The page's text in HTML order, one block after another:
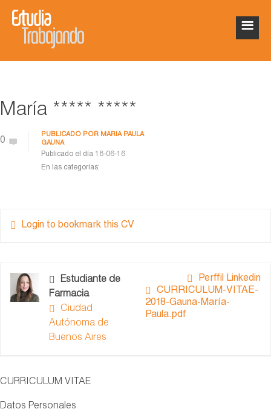
María ***** *****
0
PUBLICADO POR MARÍA PAULA
GAUNA
Publicado el día 18-06-16
En las categorías:
Login to bookmark this CV
Perffil Linkedin
CURRICULUM-VITAE-
2018-Gauna-María-
Paula.pdf
Estudiante de
Farmacia
Ciudad
Autónoma de
Buenos Aires
CURRICULUM VITAE
Datos Personales